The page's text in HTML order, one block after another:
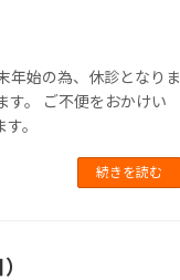
年始の為、休診となりま
す。 ご不便をおかけい
。
続きを読む